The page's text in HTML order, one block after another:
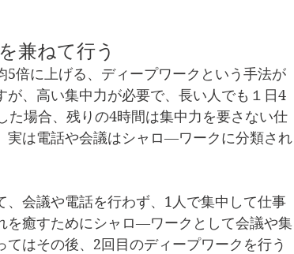
兼ねて行う
倍に上げる、ディープワークという手法が
、高い集中力が必要で、長い人でも１日4
た場合、残りの4時間は集中力を要さない仕
は電話や会議はシャロ―ワークに分類され
会議や電話を行わず、1人で集中して仕事
を癒すためにシャロ―ワークとして会議や集
はその後、2回目のディープワークを行う